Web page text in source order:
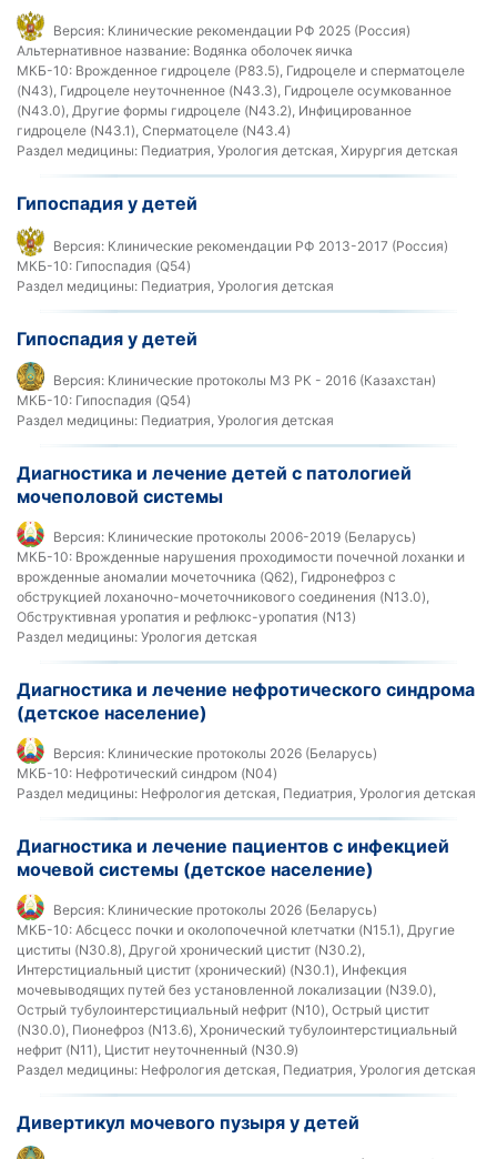
Версия: Клинические рекомендации РФ 2025 (Россия)
Альтернативное название: Водянка оболочек яичка
МКБ-10: Врожденное гидроцеле (P83.5), Гидроцеле и сперматоцеле
(N43), Гидроцеле неуточненное (N43.3), Гидроцеле осумкованное
(N43.0), Другие формы гидроцеле (N43.2), Инфицированное
гидроцеле (N43.1), Сперматоцеле (N43.4)
Раздел медицины: Педиатрия, Урология детская, Хирургия детская
Гипоспадия у детей
Версия: Клинические рекомендации РФ 2013-2017 (Россия)
МКБ-10: Гипоспадия (Q54)
Раздел медицины: Педиатрия, Урология детская
Гипоспадия у детей
Версия: Клинические протоколы МЗ РК - 2016 (Казахстан)
МКБ-10: Гипоспадия (Q54)
Раздел медицины: Педиатрия, Урология детская
Диагностика и лечение детей с патологией
мочеполовой системы
Версия: Клинические протоколы 2006-2019 (Беларусь)
МКБ-10: Врожденные нарушения проходимости почечной лоханки и
врожденные аномалии мочеточника (Q62), Гидронефроз с
обструкцией лоханочно-мочеточникового соединения (N13.0),
Обструктивная уропатия и рефлюкс-уропатия (N13)
Раздел медицины: Урология детская
Диагностика и лечение нефротического синдрома
(детское население)
Версия: Клинические протоколы 2026 (Беларусь)
МКБ-10: Нефротический синдром (N04)
Раздел медицины: Нефрология детская, Педиатрия, Урология детская
Диагностика и лечение пациентов с инфекцией
мочевой системы (детское население)
Версия: Клинические протоколы 2026 (Беларусь)
МКБ-10: Абсцесс почки и околопочечной клетчатки (N15.1), Другие
циститы (N30.8), Другой хронический цистит (N30.2),
Интерстициальный цистит (хронический) (N30.1), Инфекция
мочевыводящих путей без установленной локализации (N39.0),
Острый тубулоинтерстициальный нефрит (N10), Острый цистит
(N30.0), Пионефроз (N13.6), Хронический тубулоинтерстициальный
нефрит (N11), Цистит неуточненный (N30.9)
Раздел медицины: Нефрология детская, Педиатрия, Урология детская
Дивертикул мочевого пузыря у детей